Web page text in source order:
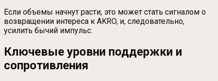
Если объемы начнут расти, это может стать сигналом о
возвращении интереса к AKRO, и, следовательно,
усилить бычий импульс.
Ключевые уровни поддержки и
сопротивления